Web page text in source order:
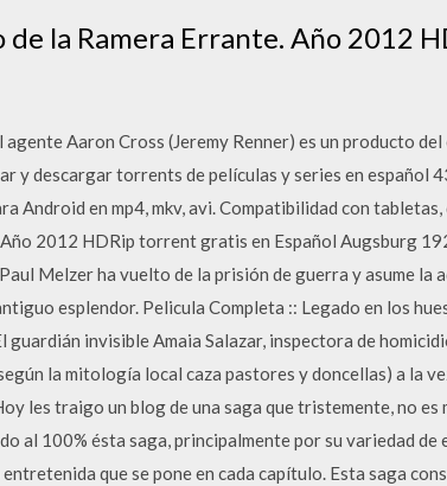
de la Ramera Errante. Año 2012
Aaron Cross (Jeremy Renner) es un producto
y descargar torrents de películas y series en español
Android en mp4, mkv, avi. Compatibilidad con
2012 HDRip torrent gratis en Español Augsburg
Melzer ha vuelto de la prisión de guerra y asume la
esplendor. Pelicula Completa :: Legado en los
invisible Amaia Salazar, inspectora de
la mitología local caza pastores y doncellas) a la
les traigo un blog de una saga que tristemente, no es
al 100% ésta saga, principalmente por su variedad
que se pone en cada capítulo. Esta saga